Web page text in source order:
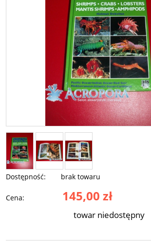
Dostępność: brak towaru
Cena: 145,00 zł
towar niedostępny